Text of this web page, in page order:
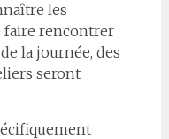
les
faire rencontrer
la journée, des
seront